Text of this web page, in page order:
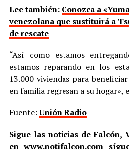
Lee también: Conozca a
venezolana que sustituirá a
de rescate
“Así como estamos
estamos reparando en los
13.000 viviendas para
en familia regresan a su hogar»,
Fuente:Unión Radio
Sigue las noticias de Falcón,
enwww.notifalcon.com